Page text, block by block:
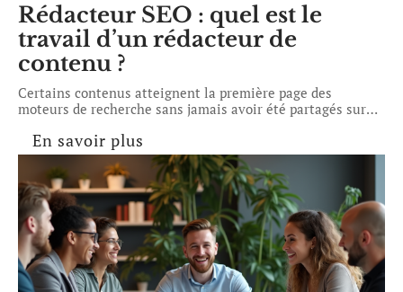
Rédacteur SEO : quel est le
travail d’un rédacteur de
contenu ?
Certains contenus atteignent la première page des
moteurs de recherche sans jamais avoir été partagés sur…
En savoir plus